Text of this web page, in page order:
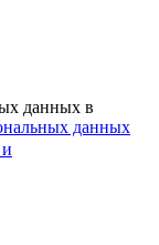
данных в
данных